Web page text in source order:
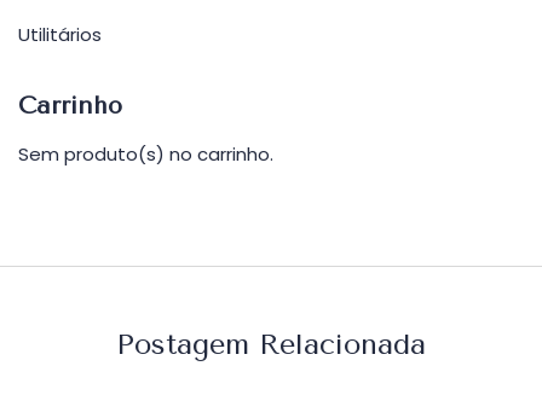
Utilitários
Carrinho
Sem produto(s) no carrinho.
Postagem Relacionada